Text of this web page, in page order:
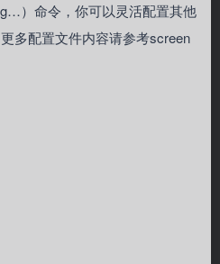
）命令，你可以灵活配置其他
多配置文件内容请参考screen